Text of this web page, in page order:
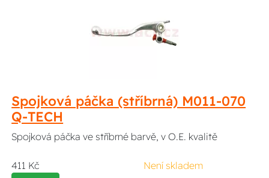
Spojková páčka (stříbrná) M011-070
Q-TECH
Spojková páčka ve stříbrné barvě, v O.E. kvalitě
411 Kč Není skladem